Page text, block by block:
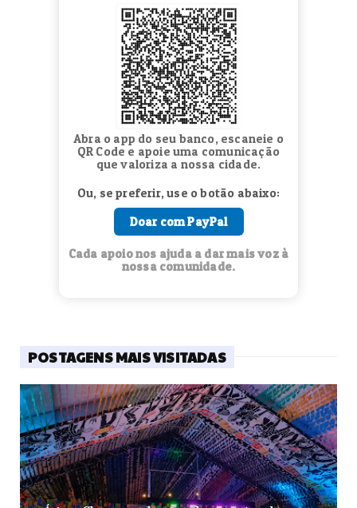
Abra o app do seu banco, escaneie o
QR Code e apoie uma comunicação
que valoriza a nossa cidade.
Ou, se preferir, use o botão abaixo:
Doar com PayPal
Cada apoio nos ajuda a dar mais voz à
nossa comunidade.
POSTAGENS MAIS VISITADAS